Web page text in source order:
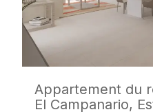
Appartement du
El Campanario,